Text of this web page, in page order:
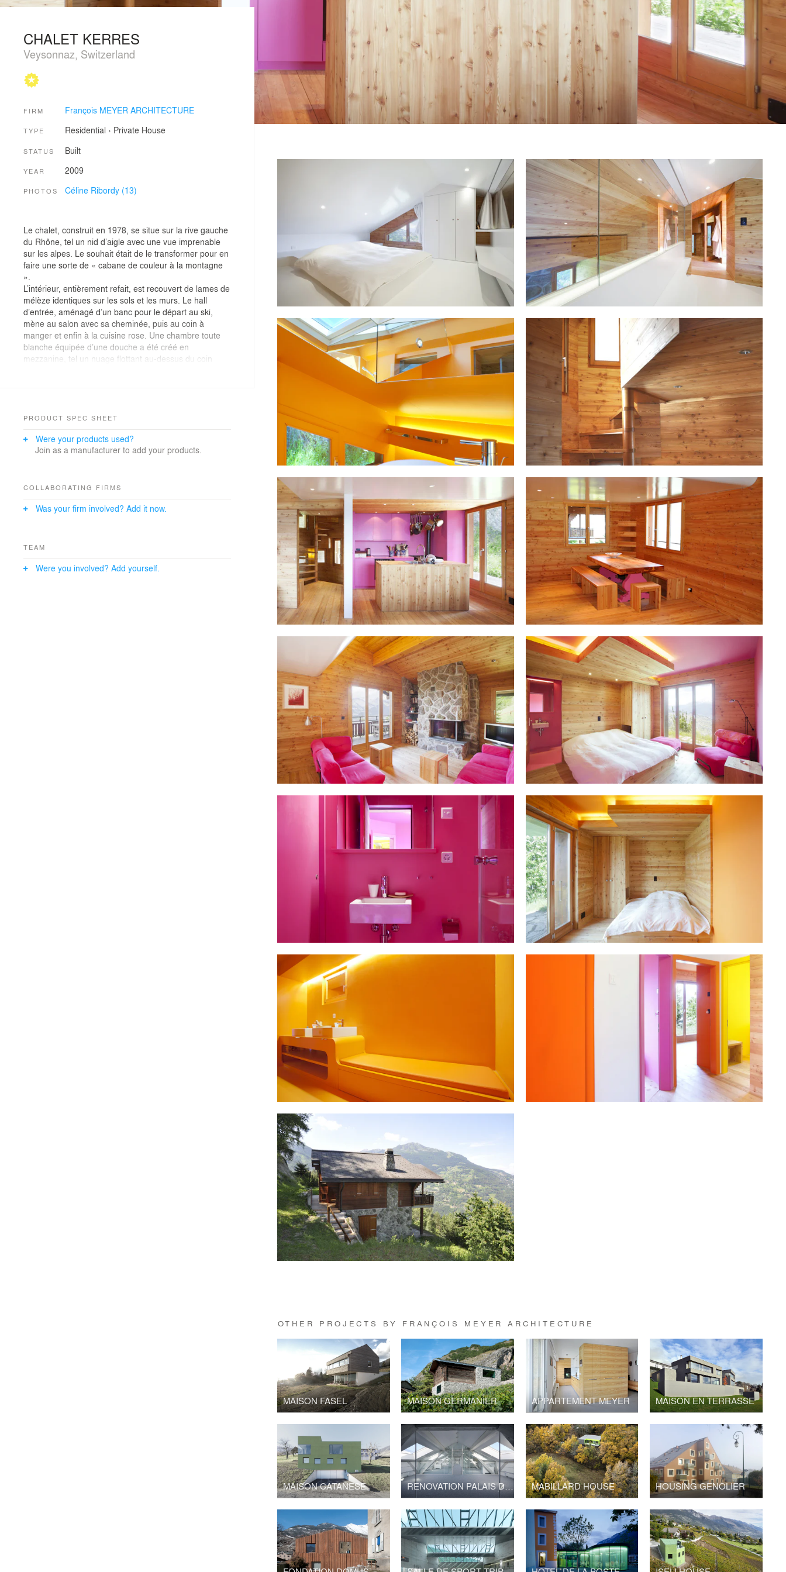
OTHER PROJECTS BY FRANÇOIS MEYER ARCHITECTURE
MAISON FASEL MAISON GERMANIER APPARTEMENT MEYER MAISON EN TERRASSE
MAISON CATANESE RENOVATION PALAIS DE JUSTICE MABILLARD HOUSE HOUSING GENOLIER
CHALET KERRES
Veysonnaz, Switzerland
FIRM François MEYER ARCHITECTURE
TYPE Residential › Private House
STATUS Built
YEAR 2009
PHOTOS Céline Ribordy (13)
Le chalet, construit en 1978, se situe sur la rive gauche
du Rhône, tel un nid d’aigle avec une vue imprenable
sur les alpes. Le souhait était de le transformer pour en
faire une sorte de « cabane de couleur à la montagne
».
L’intérieur, entièrement refait, est recouvert de lames de
mélèze identiques sur les sols et les murs. Le hall
d’entrée, aménagé d’un banc pour le départ au ski,
mène au salon avec sa cheminée, puis au coin à
manger et enfin à la cuisine rose. Une chambre toute
blanche équipée d’une douche a été créé en
mezzanine, tel un nuage flottant au-dessus du coin
PRODUCT SPEC SHEET
Were your products used?
Join as a manufacturer to add your products.
COLLABORATING FIRMS
Was your firm involved? Add it now.
TEAM
Were you involved? Add yourself.